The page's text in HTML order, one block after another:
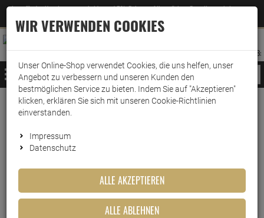
Jetzt für den Newsletter entscheiden und 5% Rabatt auf Ihre nächste Bestellung erhalten
–Zum Newsletter
ANMELDEN
AUFKLAPPEN
MERKZETTEL
WARENKORB:
MENÜ
Weiter einkaufen www.wark24.de Küche & Haushalt
WMF Flüssigentkalker 750ml
WMF Flüssigentkalker 750ml
10013649
WIR VERWENDEN COOKIES
Unser Online-Shop verwendet Cookies, die uns helfen, unser
Angebot zu verbessern und unseren Kunden den
bestmöglichen Service zu bieten. Indem Sie auf "Akzeptieren"
klicken, erklären Sie sich mit unseren Cookie-Richtlinien
einverstanden.
Impressum
Datenschutz
ALLE AKZEPTIEREN
ALLE ABLEHNEN